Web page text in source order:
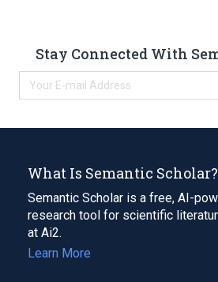
Stay Connected With
What Is Semantic Scholar?
Semantic Scholar is a free, AI-
research tool for scientific
at Ai2.
Learn More